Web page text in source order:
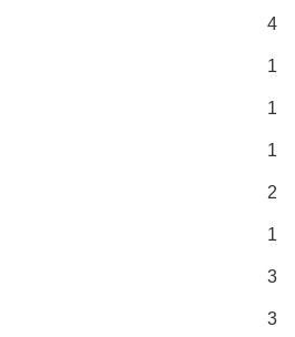
4
1
1
1
2
1
3
3